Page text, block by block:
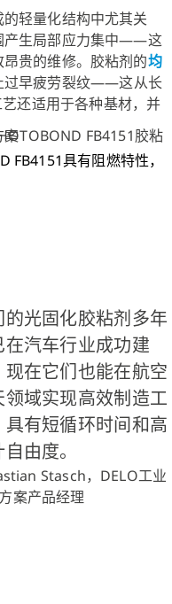
轻量化结构中尤其关
产生局部应力集中——这
贵的维修。胶粘剂的均
过早疲劳裂纹——这从长
艺还适用于各种基材，并
FB4151具有阻燃特性，
的光固化胶粘剂多年
在汽车行业成功建
现在它们也能在航空
领域实现高效制造工
具有短循环时间和高
由度。
Stasch，DELO工业
案产品经理